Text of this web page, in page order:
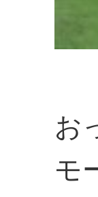
お
モ